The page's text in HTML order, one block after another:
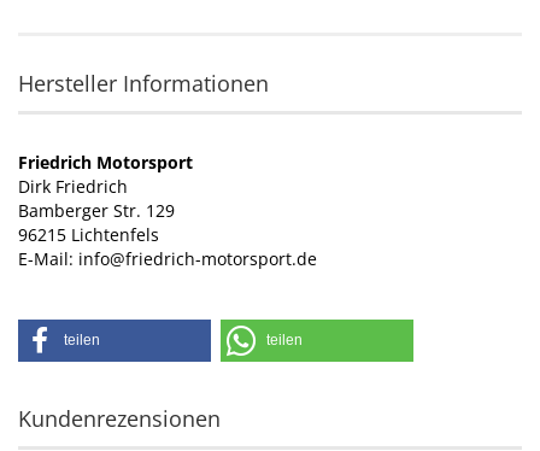
Hersteller Informationen
Friedrich Motorsport
Dirk Friedrich
Bamberger Str. 129
96215 Lichtenfels
E-Mail: info@friedrich-motorsport.de
teilen teilen
Kundenrezensionen